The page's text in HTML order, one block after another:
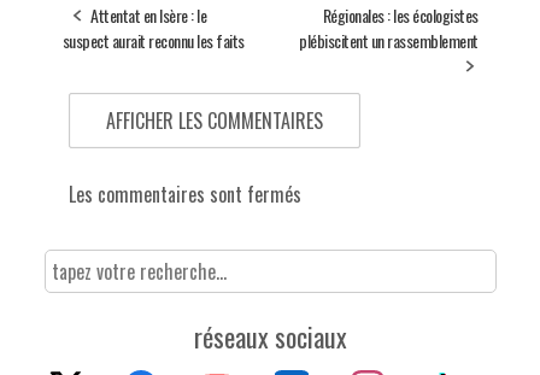
Attentat en Isère : le
suspect aurait reconnu les faits
Régionales : les écologistes
plébiscitent un rassemblement
AFFICHER LES COMMENTAIRES
Les commentaires sont fermés
réseaux sociaux